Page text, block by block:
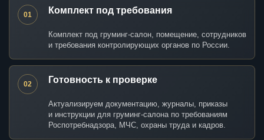
01 Комплект под требования
Комплект под груминг-салон, помещение, сотрудников
и требования контролирующих органов по России.
02 Готовность к проверке
Актуализируем документацию, журналы, приказы
и инструкции для груминг-салона по требованиям
Роспотребнадзора, МЧС, охраны труда и кадров.